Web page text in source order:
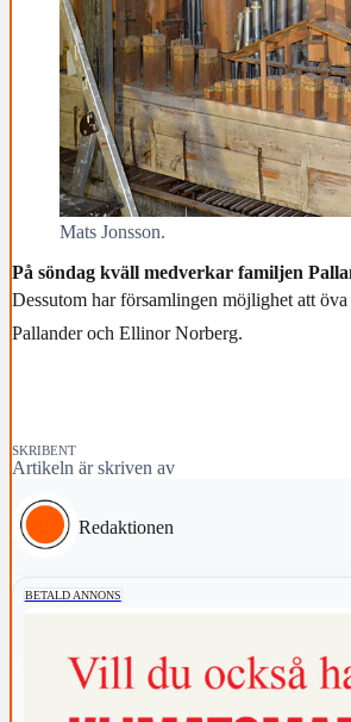
Mats Jonsson.
På söndag kväll medverkar familjen
Dessutom har församlingen möjlighet att
Pallander och Ellinor Norberg.
SKRIBENT
Artikeln är skriven av
Redaktionen
BETALD ANNONS